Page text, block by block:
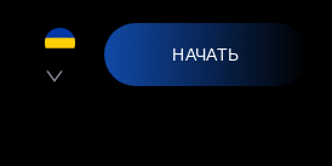
НАЧАТЬ